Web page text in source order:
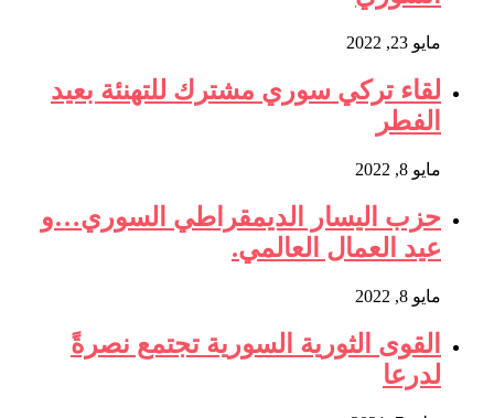
مايو 23, 2022
لقاء تركي سوري مشترك للتهنئة بعيد
الفطر
مايو 8, 2022
حزب اليسار الديمقراطي السوري…و
عيد العمال العالمي.
مايو 8, 2022
القوى الثورية السورية تجتمع نصرةً
لدرعا